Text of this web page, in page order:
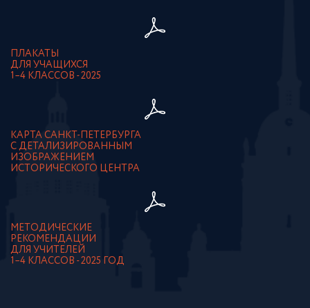
ПЛАКАТЫ
ДЛЯ УЧАЩИХСЯ
1–4 КЛАССОВ - 2025
КАРТА САНКТ-ПЕТЕРБУРГА
С ДЕТАЛИЗИРОВАННЫМ
ИЗОБРАЖЕНИЕМ
ИСТОРИЧЕСКОГО ЦЕНТРА
МЕТОДИЧЕСКИЕ
РЕКОМЕНДАЦИИ
ДЛЯ УЧИТЕЛЕЙ
1–4 КЛАССОВ - 2025 ГОД